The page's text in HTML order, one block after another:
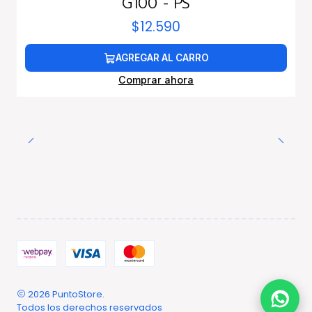
$12.590
AGREGAR AL CARRO
Comprar ahora
2026 PuntoStore.
Todos los derechos reservados